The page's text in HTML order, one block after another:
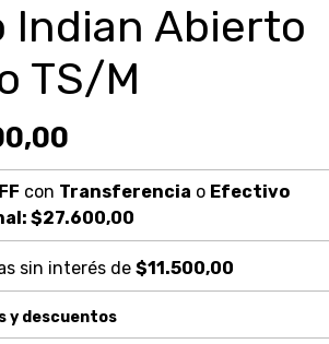
Indian Abierto
TS/M
con Transferencia o Efectivo
$27.600,00
sin interés de $11.500,00
y descuentos